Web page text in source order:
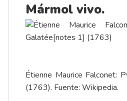
Mármol vivo.
Étienne Maurice Falconet:
(1763). Fuente: Wikipedia.